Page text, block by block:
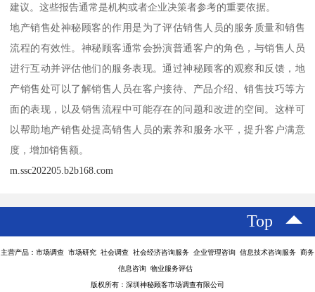
建议。这些报告通常是机构或者企业决策者参考的重要依据。
地产销售处神秘顾客的作用是为了评估销售人员的服务质量和销售
流程的有效性。神秘顾客通常会扮演普通客户的角色，与销售人员
进行互动并评估他们的服务表现。通过神秘顾客的观察和反馈，地
产销售处可以了解销售人员在客户接待、产品介绍、销售技巧等方
面的表现，以及销售流程中可能存在的问题和改进的空间。这样可
以帮助地产销售处提高销售人员的素养和服务水平，提升客户满意
度，增加销售额。
m.ssc202205.b2b168.com
Top
主营产品：市场调查 市场研究 社会调查 社会经济咨询服务 企业管理咨询 信息技术咨询服务 商务
信息咨询 物业服务评估
版权所有：深圳神秘顾客市场调查有限公司